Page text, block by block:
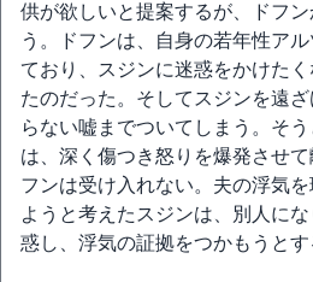
供が欲しいと提案するが、ドフ
う。ドフンは、自身の若年性ア
ており、スジンに迷惑をかけた
たのだった。そしてスジンを遠
らない嘘までついてしまう。そ
は、深く傷つき怒りを爆発させ
フンは受け入れない。夫の浮気
ようと考えたスジンは、別人に
惑し、浮気の証拠をつかもうと